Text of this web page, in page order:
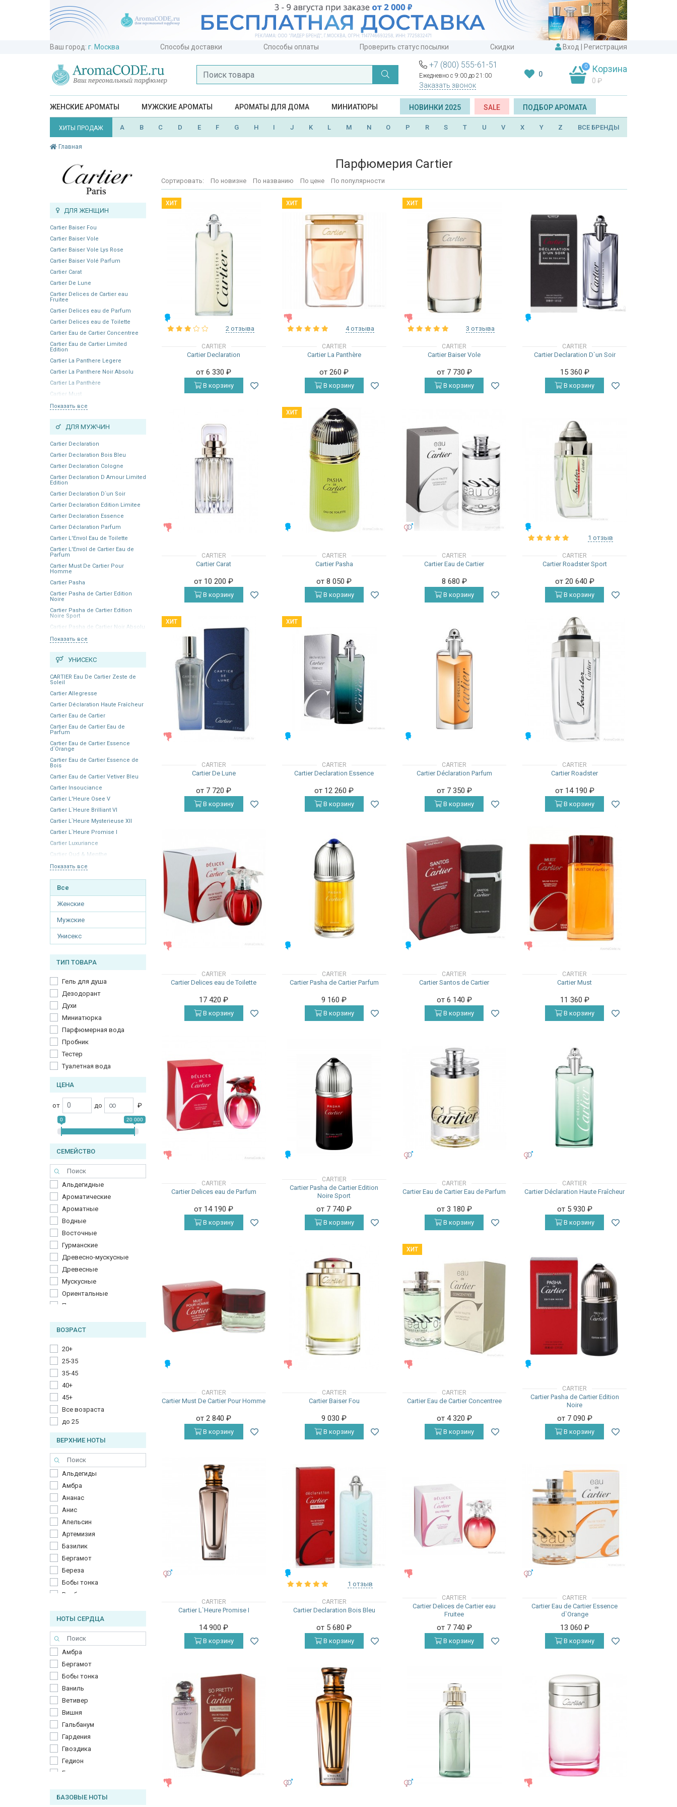
Ваш город: г. Москва Способы доставки Способы оплаты Проверить статус посылки Скидки Вход Регистрация
+7 (800) 555-61-51
Ежедневно с 9:00 до 21:00
Заказать звонок
0
0 Корзина
0 ₽
ЖЕНСКИЕ АРОМАТЫ МУЖСКИЕ АРОМАТЫ АРОМАТЫ ДЛЯ ДОМА МИНИАТЮРЫ НОВИНКИ 2025 SALE ПОДБОР АРОМАТА
ХИТЫ ПРОДАЖ A B C D E F G H I J K L M N O P R S T U V X Y Z ВСЕ БРЕНДЫ
Главная
ДЛЯ ЖЕНЩИН
Cartier Baiser Fou
Cartier Baiser Vole
Cartier Baiser Vole Lys Rose
Cartier Baiser Volé Parfum
Cartier Carat
Cartier De Lune
Cartier Delices de Cartier eau
Fruitee
Cartier Delices eau de Parfum
Cartier Delices eau de Toilette
Cartier Eau de Cartier Concentree
Cartier Eau de Cartier Limited
Edition
Cartier La Panthere Legere
Cartier La Panthere Noir Absolu
Cartier La Panthère
Cartier Must
Показать все
ДЛЯ МУЖЧИН
Cartier Declaration
Cartier Declaration Bois Bleu
Cartier Declaration Cologne
Cartier Declaration D Amour Limited
Edition
Cartier Declaration D`un Soir
Cartier Declaration Edition Limitee
Cartier Declaration Essence
Cartier Déclaration Parfum
Cartier L'Envol Eau de Toilette
Cartier L'Envol de Cartier Eau de
Parfum
Cartier Must De Cartier Pour
Homme
Cartier Pasha
Cartier Pasha de Cartier Edition
Noire
Cartier Pasha de Cartier Edition
Noire Sport
Cartier Pasha de Cartier Noir Absolu
Показать все
УНИСЕКС
CARTIER Eau De Cartier Zeste de
Soleil
Cartier Allegresse
Cartier Déclaration Haute Fraîcheur
Cartier Eau de Cartier
Cartier Eau de Cartier Eau de
Parfum
Cartier Eau de Cartier Essence
d`Orange
Cartier Eau de Cartier Essence de
Bois
Cartier Eau de Cartier Vetiver Bleu
Cartier Insouciance
Cartier L'Heure Osee V
Cartier L`Heure Brilliant VI
Cartier L`Heure Mysterieuse XII
Cartier L`Heure Promise I
Cartier Luxuriance
Cartier Oud & Menthe
Показать все
Все
Женские
Мужские
Унисекс
ТИП ТОВАРА
Гель для душа
Дезодорант
Духи
Миниатюрка
Парфюмерная вода
Пробник
Тестер
Туалетная вода
ЦЕНА
от до ₽
0 20 000
СЕМЕЙСТВО
Альдегидные
Ароматические
Ароматные
Водные
Восточные
Гурманские
Древесно-мускусные
Древесные
Мускусные
Ориентальные
Пряные
Фруктовые
ВОЗРАСТ
20+
25-35
35-45
40+
45+
Все возраста
до 25
ВЕРХНИЕ НОТЫ
Альдегиды
Амбра
Ананас
Анис
Апельсин
Артемизия
Базилик
Бергамот
Береза
Бобы тонка
Вербена лимонная
Гальбанум
Гардения
Гвоздика
Горький апельсин
Грейпфрут
Груша
Древесные ноты
Дымные ноты
Ежевика
Жасмин
Жженый сахар
Зеленые ноты
Зелёный мандарин
Ирис
Карамель
НОТЫ СЕРДЦА
Амбра
Бергамот
Бобы тонка
Ваниль
Ветивер
Вишня
Гальбанум
Гардения
Гвоздика
Гедион
Гелиотроп
Гиацинт
БАЗОВЫЕ НОТЫ
Парфюмерия Cartier
Сортировать: По новизне По названию По цене По популярности
ХИТ
МУЖСКИЕ
2 отзыва
CARTIER
Cartier Declaration
от 6 330₽
В корзину
ХИТ
4 отзыва
CARTIER
Cartier La Panthère
от 260₽
В корзину
ХИТ
3 отзыва
CARTIER
Cartier Baiser Vole
от 7 730 ₽
В корзину
CARTIER
Cartier Declaration D`un Soir
15 360 ₽
В корзину
CARTIER
Cartier Carat
от 10 200₽
В корзину
ХИТ
МУЖСКИЕ
CARTIER
Cartier Pasha
от 8 050₽
В корзину
CARTIER
Cartier Eau de Cartier
8 680 ₽
В корзину
1 отзыв
CARTIER
Cartier Roadster Sport
от 20 640 ₽
В корзину
ХИТ
CARTIER
Cartier De Lune
от 7 720₽
В корзину
ХИТ
CARTIER
Cartier Declaration Essence
от 12 260₽
В корзину
CARTIER
Cartier Déclaration Parfum
от 7 350 ₽
В корзину
МУЖСКИЕ
CARTIER
Cartier Roadster
от 14 190 ₽
В корзину
CARTIER
Cartier Delices eau de Toilette
17 420₽
В корзину
CARTIER
Cartier Pasha de Cartier Parfum
9 160₽
В корзину
CARTIER
Cartier Santos de Cartier
от 6 140 ₽
В корзину
CARTIER
Cartier Must
11 360 ₽
В корзину
CARTIER
Cartier Delices eau de Parfum
от 14 190₽
В корзину
CARTIER
Cartier Pasha de Cartier Edition
Noire Sport
от 7 740₽
В корзину
CARTIER
Cartier Eau de Cartier Eau de Parfum
от 3 180 ₽
В корзину
CARTIER
Cartier Déclaration Haute Fraîcheur
от 5 930 ₽
В корзину
CARTIER
Cartier Must De Cartier Pour Homme
от 2 840₽
В корзину
CARTIER
Cartier Baiser Fou
9 030₽
В корзину
ХИТ
CARTIER
Cartier Eau de Cartier Concentree
от 4 320 ₽
В корзину
CARTIER
Cartier Pasha de Cartier Edition
Noire
от 7 090 ₽
В корзину
CARTIER
Cartier L`Heure Promise I
14 900₽
В корзину
1 отзыв
CARTIER
Cartier Declaration Bois Bleu
от 5 680₽
В корзину
CARTIER
Cartier Delices de Cartier eau
Fruitee
от 7 740 ₽
В корзину
CARTIER
Cartier Eau de Cartier Essence
d`Orange
13 060 ₽
В корзину
УНИСЕКС